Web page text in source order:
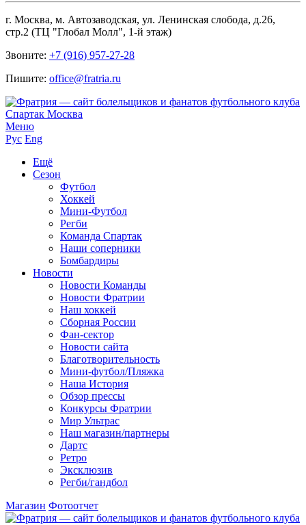
г. Москва, м. Автозаводская, ул. Ленинская слобода, д.26,
стр.2 (ТЦ "Глобал Молл", 1-й этаж)
Звоните: +7 (916) 957-27-28
Пишите: office@fratria.ru
Меню
Рус Eng
Ещё
Сезон
Футбол
Хоккей
Мини-Футбол
Регби
Команда Спартак
Наши соперники
Бомбардиры
Новости
Новости Команды
Новости Фратрии
Наш хоккей
Сборная России
Фан-cектор
Новости сайта
Благотворительность
Мини-футбол/Пляжка
Наша История
Обзор прессы
Конкурсы Фратрии
Мир Ультрас
Наш магазин/партнеры
Дартс
Ретро
Эксклюзив
Регби/гандбол
Магазин Фотоотчет